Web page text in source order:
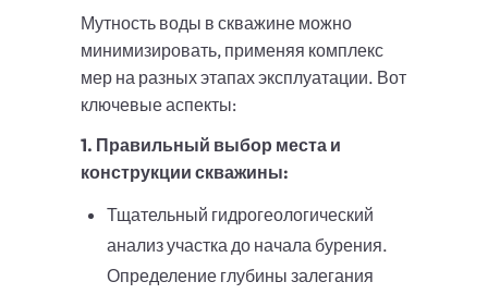
Мутность воды в скважине можно
минимизировать, применяя комплекс
мер на разных этапах эксплуатации. Вот
ключевые аспекты:
1. Правильный выбор места и
конструкции скважины:
Тщательный гидрогеологический
анализ участка до начала бурения.
Определение глубины залегания